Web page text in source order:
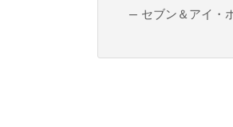
— セブン＆アイ・